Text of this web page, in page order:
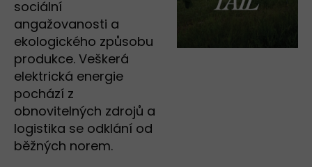
sociální
angažovanosti a
ekologického způsobu
produkce. Veškerá
elektrická energie
pochází z
obnovitelných zdrojů a
logistika se odklání od
běžných norem.